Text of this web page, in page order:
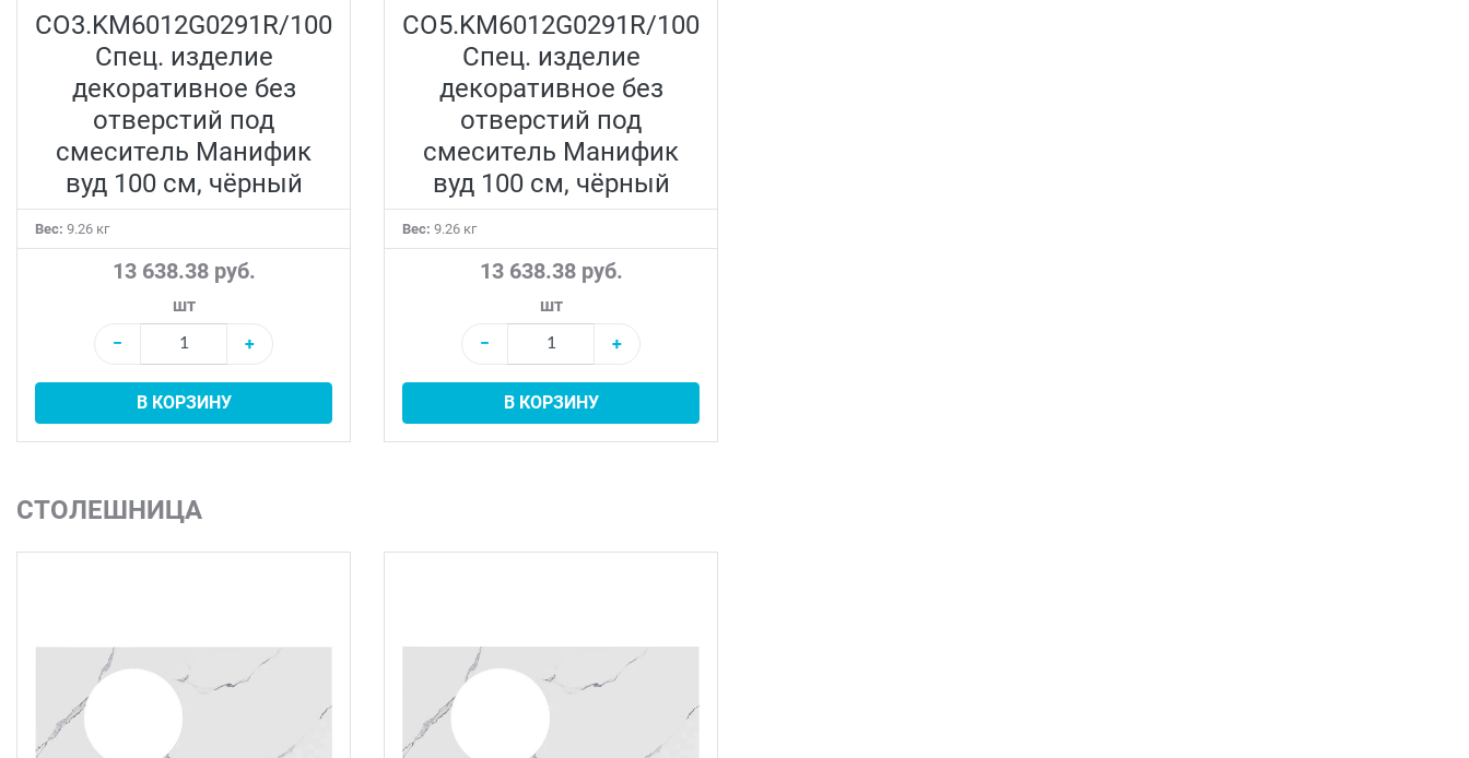
CO3.KM6012G0291R/100
Спец. изделие
декоративное без
отверстий под
смеситель Манифик
вуд 100 см, чёрный
Вес: 9.26 кг
13 638.38 руб.
шт
−
+
В КОРЗИНУ
CO5.KM6012G0291R/100
Спец. изделие
декоративное без
отверстий под
смеситель Манифик
вуд 100 см, чёрный
Вес: 9.26 кг
13 638.38 руб.
шт
−
+
В КОРЗИНУ
СТОЛЕШНИЦА